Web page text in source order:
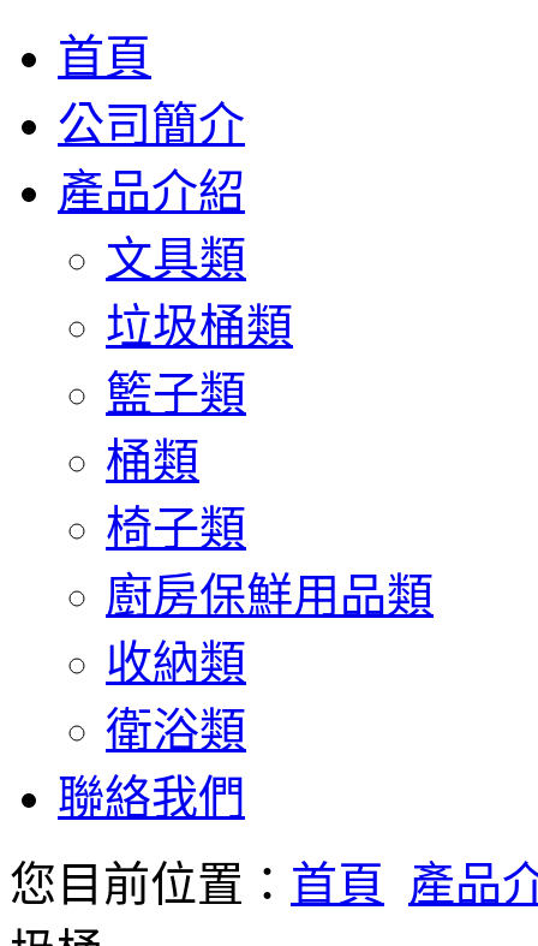
首頁
公司簡介
產品介紹
文具類
垃圾桶類
籃子類
桶類
椅子類
廚房保鮮用品類
收納類
衛浴類
聯絡我們
您目前位置： 首頁
產品